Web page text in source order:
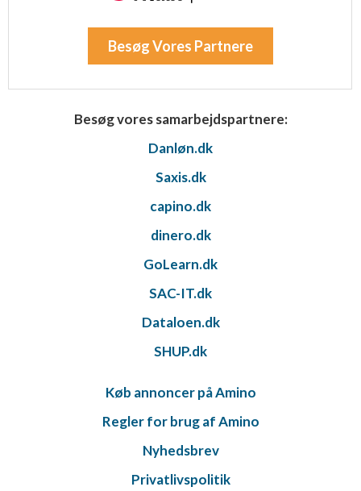
Besøg Vores Partnere
Besøg vores samarbejdspartnere:
Danløn.dk
Saxis.dk
capino.dk
dinero.dk
GoLearn.dk
SAC-IT.dk
Dataloen.dk
SHUP.dk
Køb annoncer på Amino
Regler for brug af Amino
Nyhedsbrev
Privatlivspolitik